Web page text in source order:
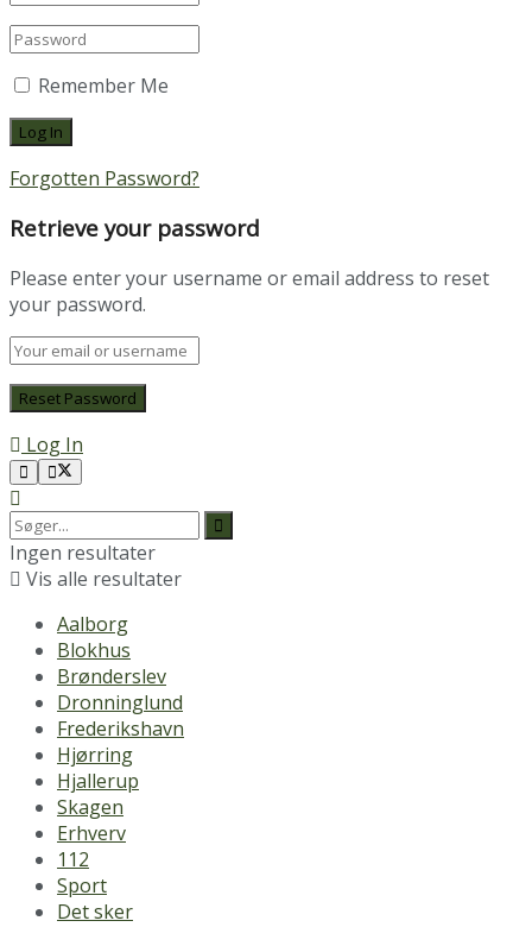
Remember Me
Forgotten Password?
Retrieve your password
Please enter your username or email address to reset
your password.
Log In
Ingen resultater
Vis alle resultater
Aalborg
Blokhus
Brønderslev
Dronninglund
Frederikshavn
Hjørring
Hjallerup
Skagen
Erhverv
112
Sport
Det sker